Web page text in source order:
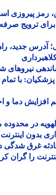
پیروزی است
ترویج صرفه
جدید،
نیروهای
با تمام
دما و
در محدوده
برای 90 میلیون
را گران